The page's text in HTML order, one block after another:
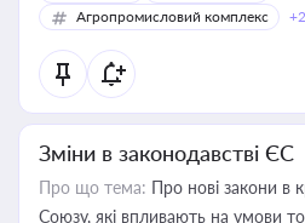
Агропромисловий комплекс
+2
Зміни в законодавстві ЄС
Про що тема: Про нові закони в
Союзу, які впливають на умови торгівлі, трудової міграції,